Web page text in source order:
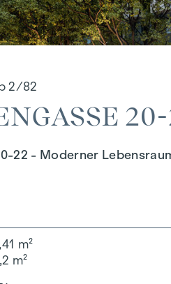
2/82
22 - Moderner
m²
m²